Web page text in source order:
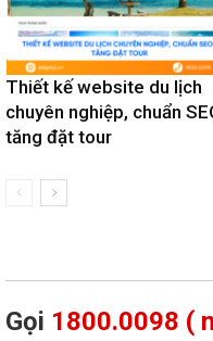
Thiết kế website du lịch
chuyên nghiệp, chuẩn
tăng đặt tour
Gọi 1800.0098 (